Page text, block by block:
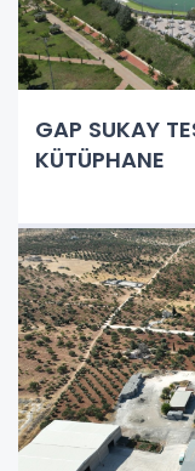
GAP SUKAY
KÜTÜPHANE